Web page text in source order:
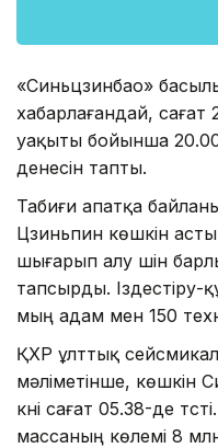
«Синьцзинбао»
хабарлағандай,
уақыты бойынша
денесін тапты.
Табиғи апатқа
Цзиньпин көшкін
шығарып алу үшін
тапсырды.
мың адам мен 150
ҚХР ұлттық
мәліметінше, көшкін
күні сағат 05.38-де
массаның көлемі 8